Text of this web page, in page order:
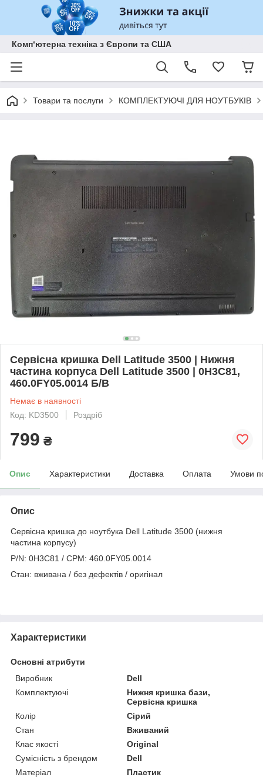
Комп‘ютерна техніка з Європи та США
Товари та послуги КОМПЛЕКТУЮЧІ ДЛЯ НОУТБУКІВ
Сервісна кришка Dell Latitude 3500 | Нижня
частина корпуса Dell Latitude 3500 | 0H3C81,
460.0FY05.0014 Б/В
Немає в наявності
Код: KD3500
Роздріб
799 ₴
Опис Характеристики Доставка Оплата Умови
Опис
Сервісна кришка до ноутбука Dell Latitude 3500 (нижня
частина корпусу)
P/N: 0H3C81 / CPM: 460.0FY05.0014
Стан: вживана / без дефектів / оригінал
Характеристики
Основні атрибути
Виробник
Dell
Комплектуючі
Нижня кришка бази,
Сервісна кришка
Колір
Сірий
Стан
Вживаний
Клас якості
Original
Сумісність з брендом
Dell
Матеріал
Пластик